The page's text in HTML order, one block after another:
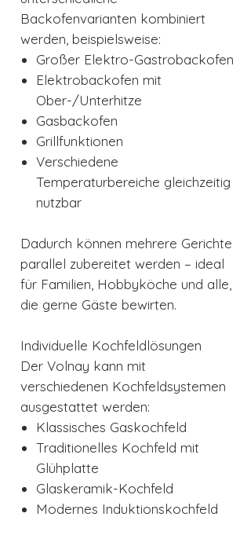
Backofenvarianten kombiniert
werden, beispielsweise:
Großer Elektro-Gastrobackofen
Elektrobackofen mit
Ober-/Unterhitze
Gasbackofen
Grillfunktionen
Verschiedene
Temperaturbereiche gleichzeitig
nutzbar
Dadurch können mehrere Gerichte
parallel zubereitet werden – ideal
für Familien, Hobbyköche und alle,
die gerne Gäste bewirten.
Individuelle Kochfeldlösungen
Der Volnay kann mit
verschiedenen Kochfeldsystemen
ausgestattet werden:
Klassisches Gaskochfeld
Traditionelles Kochfeld mit
Glühplatte
Glaskeramik-Kochfeld
Modernes Induktionskochfeld